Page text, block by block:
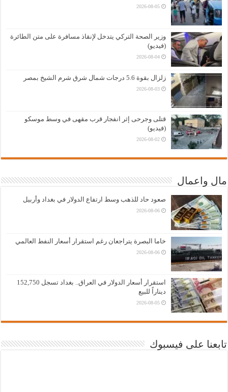
2026-08-05
وزير الصحة التركي يتدخل لإنقاذ مسافرة على متن الطائرة
(فيديو)
2026-08-04
زلزال بقوة 5.6 درجات شمال شرق شرم الشيخ بمصر
2026-08-03
قتلى وجرحى إثر انفجار قرب مقهى في وسط موسكو
(فيديو)
2026-08-02
مال واعمال
صعود حاد للذهب وسط ارتفاع الدولار في بغداد وأربيل
2026-08-06
خاما البصرة يتراجعان رغم استقرار أسعار النفط العالمي
2026-08-06
استقرار أسعار الدولار في العراق.. بغداد تسجل 152,750
ديناراً للبيع
2026-08-05
تابعنا على فيسبوك